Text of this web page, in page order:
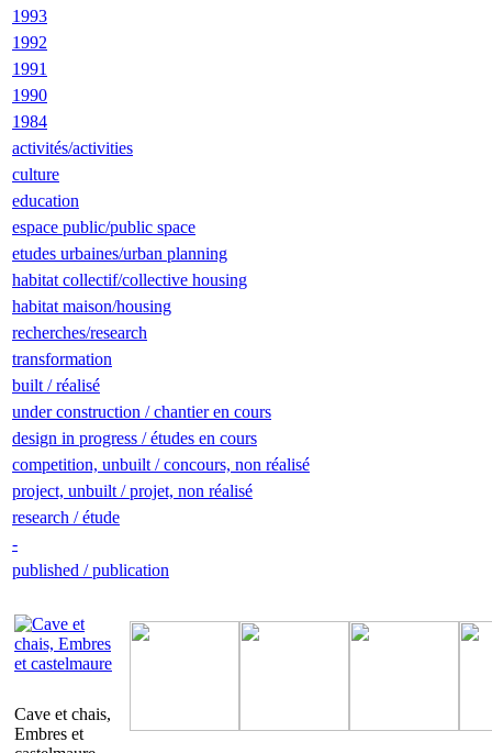
1993
1992
1991
1990
1984
activités/activities
culture
education
espace public/public space
etudes urbaines/urban planning
habitat collectif/collective housing
habitat maison/housing
recherches/research
transformation
built / réalisé
under construction / chantier en cours
design in progress / études en cours
competition, unbuilt / concours, non réalisé
project, unbuilt / projet, non réalisé
research / étude
-
published / publication
Cave et chais,
Embres et